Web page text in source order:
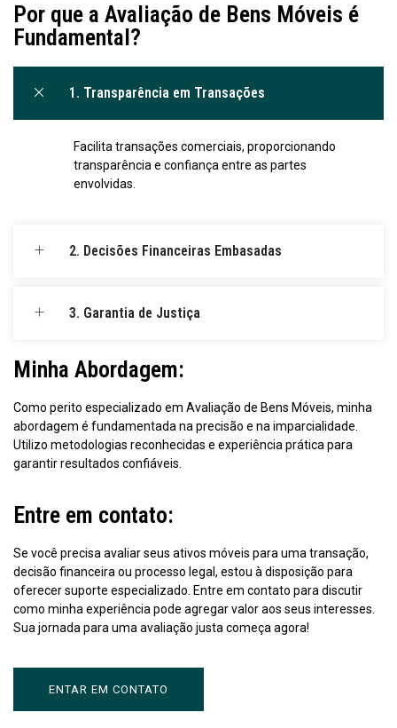
Por que a Avaliação de Bens Móveis é
Fundamental?
1. Transparência em Transações
Facilita transações comerciais, proporcionando
transparência e confiança entre as partes
envolvidas.
2. Decisões Financeiras Embasadas
3. Garantia de Justiça
Minha Abordagem:
Como perito especializado em Avaliação de Bens Móveis, minha
abordagem é fundamentada na precisão e na imparcialidade.
Utilizo metodologias reconhecidas e experiência prática para
garantir resultados confiáveis.
Entre em contato:
Se você precisa avaliar seus ativos móveis para uma transação,
decisão financeira ou processo legal, estou à disposição para
oferecer suporte especializado. Entre em contato para discutir
como minha experiência pode agregar valor aos seus interesses.
Sua jornada para uma avaliação justa começa agora!
ENTAR EM CONTATO